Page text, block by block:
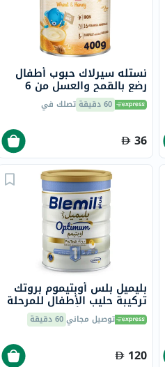
نستله سيرلاك حبوب أطفال
رضع بالقمح والعسل من 6
أشهر 400 جرام 60 دقيقة تصلك في
36
بليميل بلس أوبتيموم بروتك
تركيبة حليب الأطفال للمرحلة
1 من 0 إلى 6 أشهر 800 جرام توصيل مجاني60 دقيقة
120